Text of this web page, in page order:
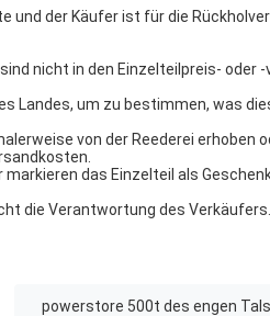
und der Käufer ist für die
nicht in den Einzelteilpreis-
Landes, um zu bestimmen, was
von der Reederei erhoben
das Einzelteil als
die Verantwortung des Verkäufers.
powerstore 500t des engen Tals